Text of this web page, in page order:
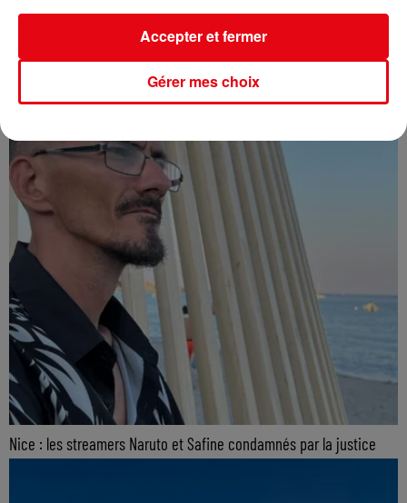
Affaire Jean Imbert : placé sous le statut de témoin assisté
Nice : les streamers Naruto et Safine condamnés par la justice
Gérer mes choix
Accepter et fermer